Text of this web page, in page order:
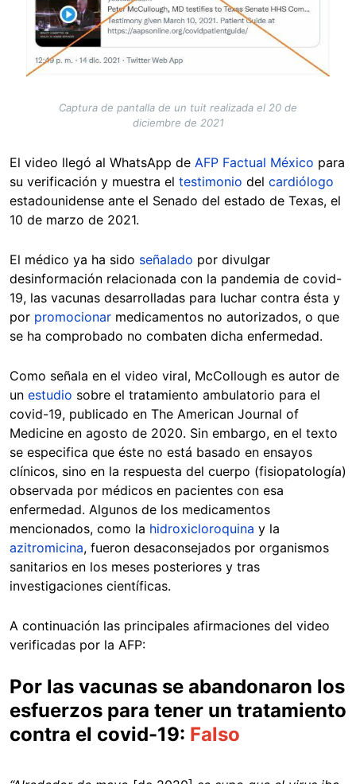
Captura de pantalla de un tuit realizada el 20 de
diciembre de 2021
El video llegó al WhatsApp de AFP Factual México para
su verificación y muestra el testimonio del cardiólogo
estadounidense ante el Senado del estado de Texas, el
10 de marzo de 2021.
El médico ya ha sido señalado por divulgar
desinformación relacionada con la pandemia de covid-
19, las vacunas desarrolladas para luchar contra ésta y
por promocionar medicamentos no autorizados, o que
se ha comprobado no combaten dicha enfermedad.
Como señala en el video viral, McCollough es autor de
un estudio sobre el tratamiento ambulatorio para el
covid-19, publicado en The American Journal of
Medicine en agosto de 2020. Sin embargo, en el texto
se especifica que éste no está basado en ensayos
clínicos, sino en la respuesta del cuerpo (fisiopatología)
observada por médicos en pacientes con esa
enfermedad. Algunos de los medicamentos
mencionados, como la hidroxicloroquina y la
azitromicina, fueron desaconsejados por organismos
sanitarios en los meses posteriores y tras
investigaciones científicas.
A continuación las principales afirmaciones del video
verificadas por la AFP:
Por las vacunas se abandonaron los
esfuerzos para tener un tratamiento
contra el covid-19: Falso